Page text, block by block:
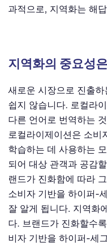
과적으로, 지역화는 해
지역화의 중요성
새로운 시장으로 진출
쉽지 않습니다. 로컬라
다른 언어로 번역하는
로컬라이제이션은 소비
학습하는 데 사용하는
되어 대상 관객과 공감
랜드가 진화함에 따라
소비자 기반을 하이퍼-
잘 알게 됩니다. 지역화
다. 브랜드가 진화할수
비자 기반을 하이퍼-세